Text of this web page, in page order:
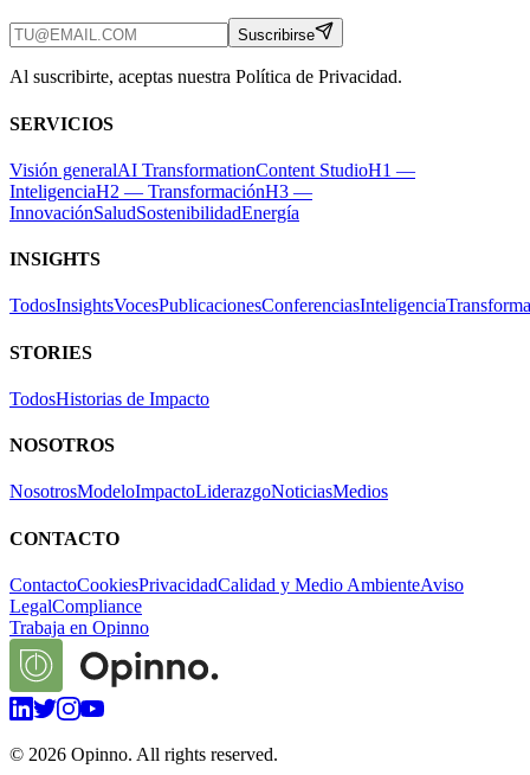
Suscribirse
Al suscribirte, aceptas nuestra Política de Privacidad.
SERVICIOS
Visión generalAI TransformationContent StudioH1 —
InteligenciaH2 — TransformaciónH3 —
InnovaciónSaludSostenibilidadEnergía
INSIGHTS
TodosInsightsVocesPublicacionesConferenciasInteligencia
STORIES
TodosHistorias de Impacto
NOSOTROS
NosotrosModeloImpactoLiderazgoNoticiasMedios
CONTACTO
ContactoCookiesPrivacidadCalidad y Medio AmbienteAviso
LegalCompliance
Trabaja en Opinno
© 2026 Opinno. All rights reserved.